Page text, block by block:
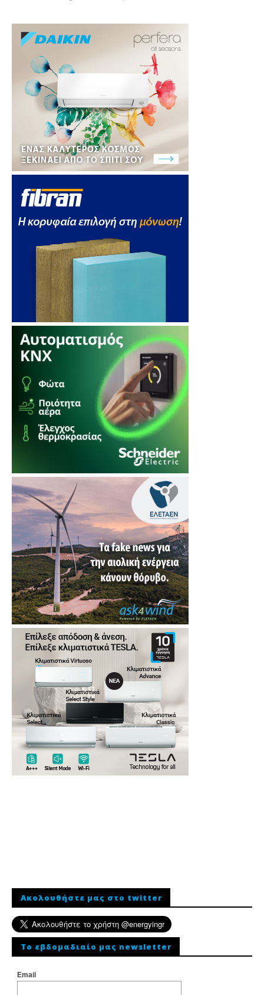
Ακολουθήστε μας στο twitter
To εβδομαδιαίο μας newsletter
Email